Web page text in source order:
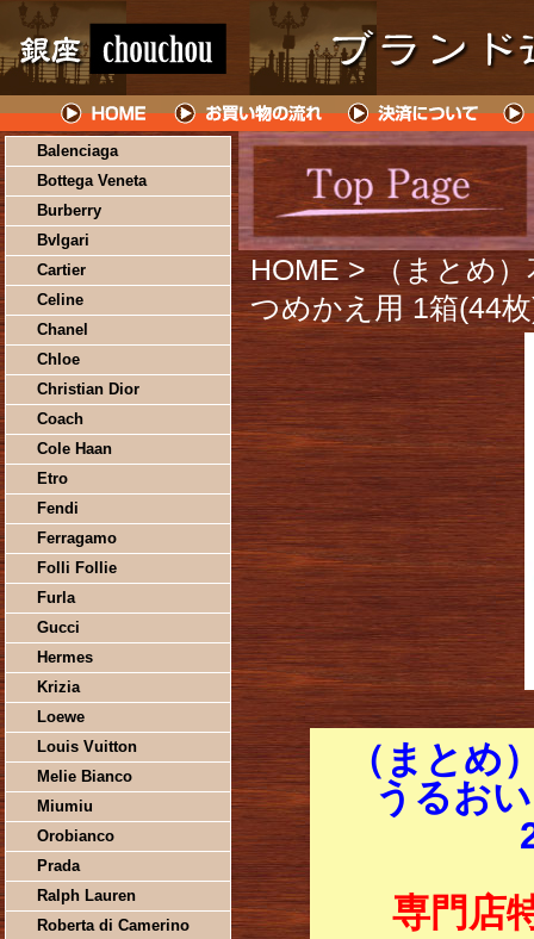
Balenciaga
Bottega Veneta
Burberry
Bvlgari
Cartier
Celine
Chanel
Chloe
Christian Dior
Coach
Cole Haan
Etro
Fendi
Ferragamo
Folli Follie
Furla
Gucci
Hermes
Krizia
Loewe
Louis Vuitton
Melie Bianco
Miumiu
Orobianco
Prada
Ralph Lauren
Roberta di Camerino
HOME > （まとめ
つめかえ用 1箱(44
（まとめ
うるお
専門店